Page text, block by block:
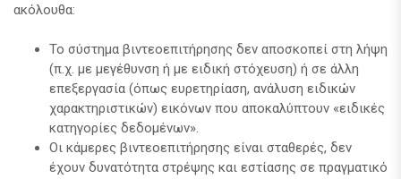
ακόλουθα:
Το σύστημα βιντεοεπιτήρησης δεν αποσκοπεί στη λήψη
(π.χ. με μεγέθυνση ή με ειδική στόχευση) ή σε άλλη
επεξεργασία (όπως ευρετηρίαση, ανάλυση ειδικών
χαρακτηριστικών) εικόνων που αποκαλύπτουν «ειδικές
κατηγορίες δεδομένων».
Οι κάμερες βιντεοεπιτήρησης είναι σταθερές, δεν
έχουν δυνατότητα στρέψης και εστίασης σε πραγματικό